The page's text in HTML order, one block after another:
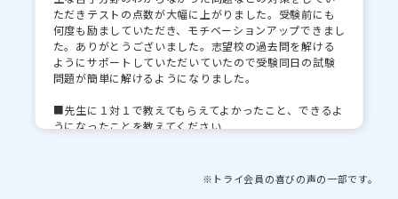
ただきテストの点数が大幅に上がりました。受験前にも
何度も励ましていただき、モチベーションアップできまし
た。ありがとうございました。志望校の過去問を解ける
ようにサポートしていただいていたので受験同日の試験
問題が簡単に解けるようになりました。
■先生に１対１で教えてもらえてよかったこと、できるよ
うになったことを教えてください
典の意味や読解力も上がりました。英語は受験対策で苦
手な英作文問題が解けるようになりました。
※トライ会員の喜びの声の一部です。